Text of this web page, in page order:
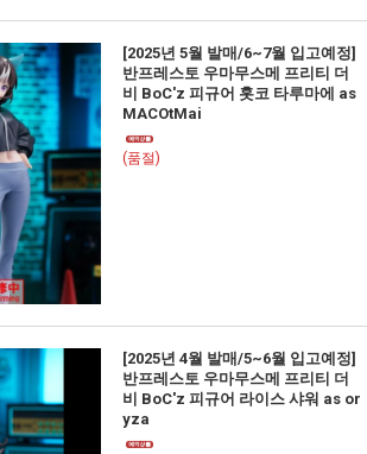
[2025년 5월 발매/6~7월 입고예정]
반프레스토 우마무스메 프리티 더
비 BoC'z 피규어 홋코 타루마에 as
MACOtMai
(품절)
[2025년 4월 발매/5~6월 입고예정]
반프레스토 우마무스메 프리티 더
비 BoC'z 피규어 라이스 샤워 as or
yza